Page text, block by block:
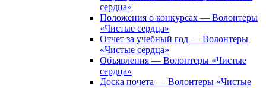
сердца»
Положения о конкурсах — Волонтеры
«Чистые сердца»
Отчет за учебный год — Волонтеры
«Чистые сердца»
Объявления — Волонтеры «Чистые
сердца»
Доска почета — Волонтеры «Чистые